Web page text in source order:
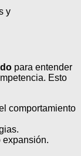
y
para entender
Esto
comportamiento
expansión.